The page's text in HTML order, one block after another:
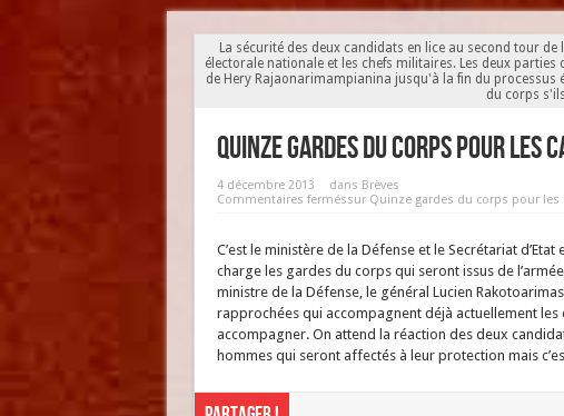
La sécurité des deux candidats en lice au second tour
électorale nationale et les chefs militaires. Les deux
de Hery Rajaonarimampianina jusqu'à la fin du
du corps
Quinze gardes du corps pour
4 décembre 2013 dans Brèves
Commentaires ferméssur Quinze gardes du corps pour
C’est le ministère de la Défense et le Secrétariat
charge les gardes du corps qui seront issus de
ministre de la Défense, le général Lucien
rapprochées qui accompagnent déjà actuellement
accompagner. On attend la réaction des deux
hommes qui seront affectés à leur protection mais